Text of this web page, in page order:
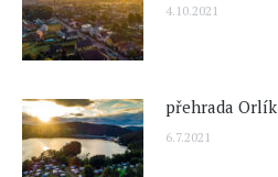
4.10.2021
přehrada Orlík
6.7.2021